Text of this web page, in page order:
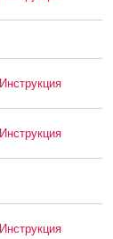
Инструкция
Инструкция
Инструкция